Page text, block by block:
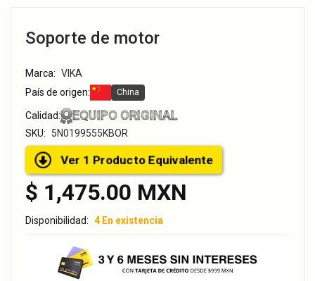
Soporte de motor
Marca: VIKA
País de origen:
China
Calidad: EQUIPO ORIGINAL
SKU: 5N0199555KBOR
Ver 1 Producto Equivalente
$ 1,475.00 MXN
Disponibilidad: 4 En existencia